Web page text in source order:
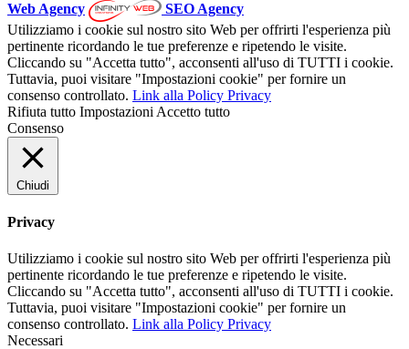
Web Agency
SEO Agency
Utilizziamo i cookie sul nostro sito Web per offrirti l'esperienza più
pertinente ricordando le tue preferenze e ripetendo le visite.
Cliccando su "Accetta tutto", acconsenti all'uso di TUTTI i cookie.
Tuttavia, puoi visitare "Impostazioni cookie" per fornire un
consenso controllato. Link alla Policy Privacy
Rifiuta tutto Impostazioni Accetto tutto
Consenso
Chiudi
Privacy
Utilizziamo i cookie sul nostro sito Web per offrirti l'esperienza più
pertinente ricordando le tue preferenze e ripetendo le visite.
Cliccando su "Accetta tutto", acconsenti all'uso di TUTTI i cookie.
Tuttavia, puoi visitare "Impostazioni cookie" per fornire un
consenso controllato. Link alla Policy Privacy
Necessari